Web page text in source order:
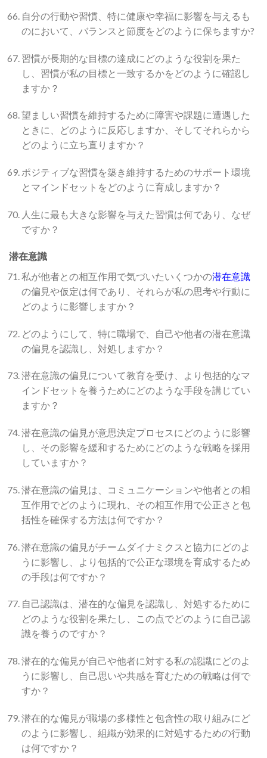
自分の行動や習慣、特に健康や幸福に影響を与えるも
のにおいて、バランスと節度をどのように保ちますか?
習慣が長期的な目標の達成にどのような役割を果た
し、習慣が私の目標と一致するかをどのように確認し
ますか？
望ましい習慣を維持するために障害や課題に遭遇した
ときに、どのように反応しますか、そしてそれらから
どのように立ち直りますか？
ポジティブな習慣を築き維持するためのサポート環境
とマインドセットをどのように育成しますか？
人生に最も大きな影響を与えた習慣は何であり、なぜ
ですか？
潜在意識
私が他者との相互作用で気づいたいくつかの潜在意識
の偏見や仮定は何であり、それらが私の思考や行動に
どのように影響しますか？
どのようにして、特に職場で、自己や他者の潜在意識
の偏見を認識し、対処しますか？
潜在意識の偏見について教育を受け、より包括的なマ
インドセットを養うためにどのような手段を講じてい
ますか？
潜在意識の偏見が意思決定プロセスにどのように影響
し、その影響を緩和するためにどのような戦略を採用
していますか？
潜在意識の偏見は、コミュニケーションや他者との相
互作用でどのように現れ、その相互作用で公正さと包
括性を確保する方法は何ですか？
潜在意識の偏見がチームダイナミクスと協力にどのよ
うに影響し、より包括的で公正な環境を育成するため
の手段は何ですか？
自己認識は、潜在的な偏見を認識し、対処するために
どのような役割を果たし、この点でどのように自己認
識を養うのですか？
潜在的な偏見が自己や他者に対する私の認識にどのよ
うに影響し、自己思いや共感を育むための戦略は何で
すか？
潜在的な偏見が職場の多様性と包含性の取り組みにど
のように影響し、組織が効果的に対処するための行動
は何ですか？